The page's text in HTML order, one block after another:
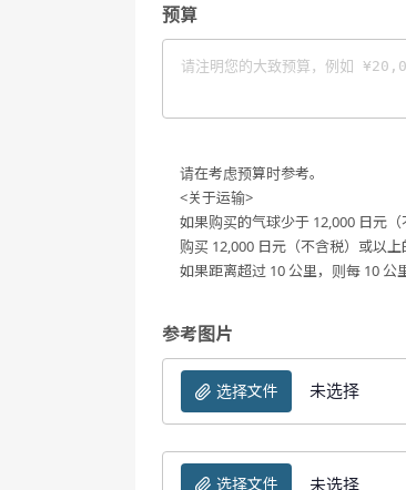
预算
请在考虑预算时参考。
<关于运输>
如果购买的气球少于 12,000 日元
购买 12,000 日元（不含税）或以
如果距离超过 10 公里，则每 10 公
参考图片
选择文件 未选择
选择文件 未选择